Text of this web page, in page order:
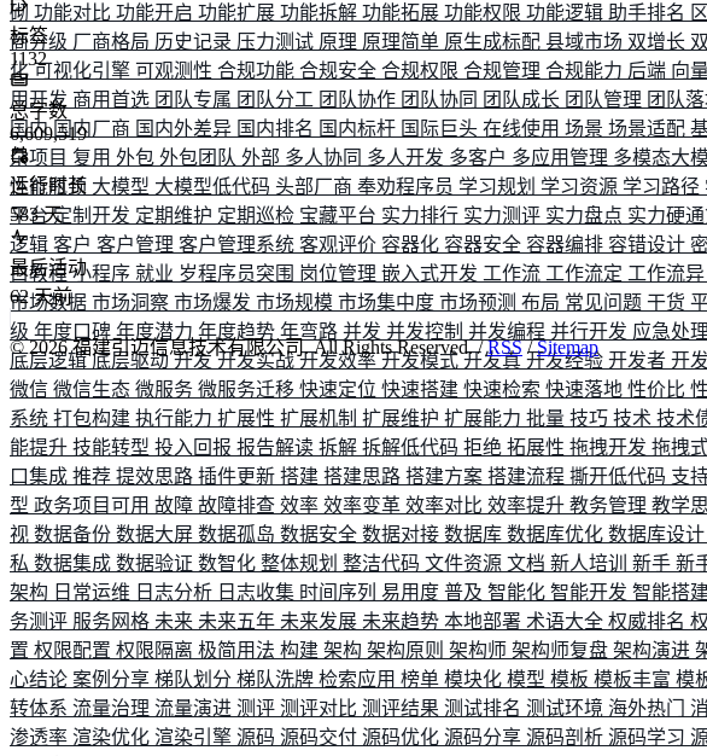
砌 功能对比 功能开启 功能扩展 功能拆解 功能拓展 功能权限 功能逻辑 助手排名
商分级 厂商格局 历史记录 压力测试 原理 原理简单 原生成标配 县域市场 双增长
化可视化引擎 可观测性 合规功能 合规安全 合规权限 合规管理 合规能力 后端 向
用开发 商用首选 团队专属 团队分工 团队协作 团队协同 团队成长 团队管理 团队
国内国内厂商 国内外差异 国内排名 国内标杆 国际巨头 在线使用 场景 场景适配
杂项目 复用 外包 外包团队 外部 多人协同 多人开发 多客户 多应用管理 多模态大
性能瓶颈 大模型 大模型低代码 头部厂商 奉劝程序员 学习规划 学习资源 学习路径
平台定制开发 定期维护 定期巡检 宝藏平台 实力排行 实力测评 实力盘点 实力硬
逻辑 客户 客户管理 客户管理系统 客观评价 容器化 容器安全 容器编排 容错设计
白教程小程序 就业 岁程序员突围 岗位管理 嵌入式开发 工作流 工作流定 工作流异
市场数据 市场洞察 市场爆发 市场规模 市场集中度 市场预测 布局 常见问题 干货
级 年度口碑 年度潜力 年度趋势 年弯路 并发 并发控制 并发编程 并行开发 应急处理
底层逻辑底层驱动开发开发实战开发效率开发模式开发真开发经验 开发者 开
微信 微信生态 微服务 微服务迁移 快速定位 快速搭建 快速检索 快速落地 性价比
系统 打包构建 执行能力 扩展性 扩展机制 扩展维护 扩展能力 批量 技巧 技术 技术
能提升 技能转型 投入回报 报告解读 拆解 拆解低代码 拒绝 拓展性 拖拽开发 拖拽
口集成 推荐 提效思路 插件更新 搭建 搭建思路 搭建方案 搭建流程 撕开低代码 支
型 政务项目可用 故障 故障排查 效率 效率变革 效率对比 效率提升 教务管理 教学
视 数据备份 数据大屏 数据孤岛 数据安全 数据对接 数据库 数据库优化 数据库设计
私 数据集成 数据验证 数智化 整体规划 整洁代码 文件资源 文档 新人培训 新手 新
架构 日常运维 日志分析 日志收集 时间序列 易用度 普及 智能化 智能开发 智能搭
务测评 服务网格 未来 未来五年 未来发展 未来趋势 本地部署 术语大全 权威排名
置 权限配置 权限隔离 极简用法 构建 架构 架构原则 架构师 架构师复盘 架构演进
心结论 案例分享 梯队划分 梯队洗牌 检索应用 榜单 模块化 模型 模板 模板丰富 模
转体系 流量治理 流量演进 测评 测评对比 测评结果 测试排名 测试环境 海外热门
渗透率 渲染优化 渲染引擎 源码 源码交付 源码优化 源码分享 源码剖析 源码学习
标签
1132
总字数
6,609,519
运行时长
583 天
最后活动
62 天前
©2026福建引迈信息技术有限公司. All Rights Reserved. /RSS/Sitemap